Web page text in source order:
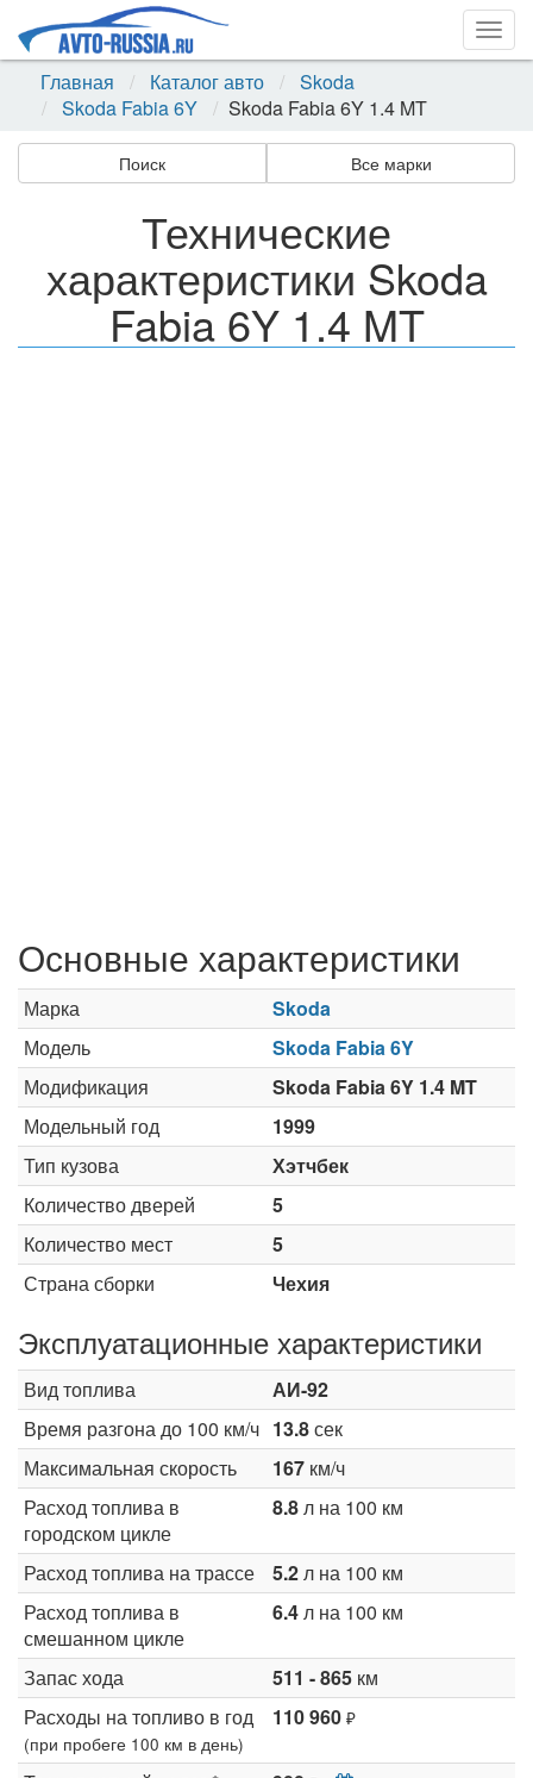
Главная
Каталог авто
Skoda
Skoda Fabia 6Y
Skoda Fabia 6Y 1.4 MT
Поиск Все марки
Технические
характеристики Skoda
Fabia 6Y 1.4 MT
Основные характеристики
Марка
Skoda
Модель
Skoda Fabia 6Y
Модификация
Skoda Fabia 6Y 1.4 MT
Модельный год
1999
Тип кузова
Хэтчбек
Количество дверей
5
Количество мест
5
Страна сборки
Чехия
Эксплуатационные характеристики
Вид топлива
АИ-92
Время разгона до 100 км/ч 13.8сек
Максимальная скорость
167 км/ч
Расход топлива в
городском цикле
8.8л на 100 км
Расход топлива на трассе 5.2л на 100 км
Расход топлива в
смешанном цикле
6.4л на 100 км
Запас хода 511 - 865 км
Расходы на топливо в год
(при пробеге 100 км в день)
110 960 ₽